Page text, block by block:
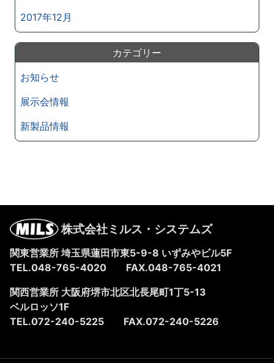
2017年12月
カテゴリー
お知らせ
展示会情報
新製品情報
株式会社ミルス・システムズ
関東営業所 埼玉県蓮田市東5-9-8 いずみやビル5F
TEL.048-765-4020
FAX.048-765-4021
関西営業所 大阪府堺市北区北長尾町1丁5-13
ベルロッソ1F
TEL.072-240-5225
FAX.072-240-5226